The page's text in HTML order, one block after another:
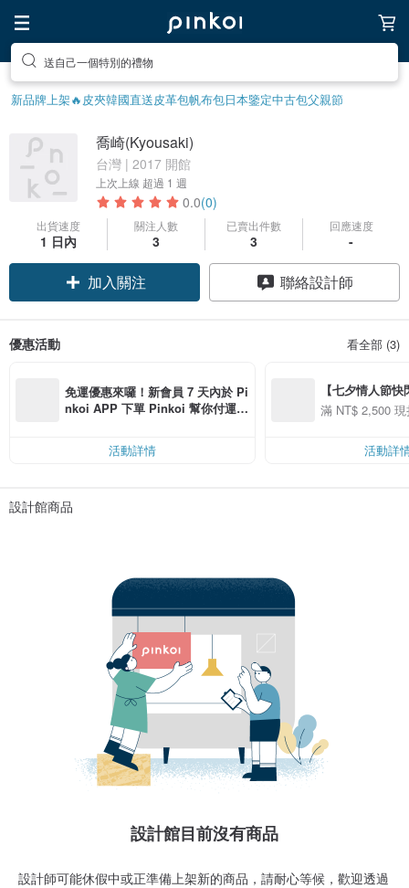
送自己一個特別的禮物
新品牌上架🔥皮夾韓國直送皮革包帆布包日本鑒定中古包父親節
喬崎(Kyousaki)
台灣 | 2017 開館
上次上線 超過 1 週
0.0(0)
出貨速度
1 日內
關注人數
3
已賣出件數
3
回應速度
-
加入關注 聯絡設計師
優惠活動 看全部 (3)
免運優惠來囉！新會員 7 天內於 Pi
nkoi APP 下單 Pinkoi 幫你付運
活動詳情
【七夕情人節
用 APP 購買任
00 現折 NT$100
滿 NT$ 2,500
活動詳
設計館商品
設計館目前沒有商品
設計師可能休假中或正準備上架新的商品，請耐心等候，歡迎透過